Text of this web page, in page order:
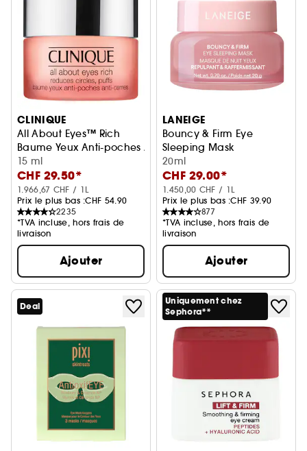
CLINIQUE
All About Eyes™ Rich
Baume Yeux Anti-poches Anti-cernes
15 ml
CHF 29.50*
1.966,67 CHF / 1L
Prix le plus bas :CHF 54.90
2235
*TVA incluse, hors frais de
livraison
Ajouter
LANEIGE
Bouncy & Firm Eye
Sleeping Mask
Masque de Nuit Yeux
20ml
CHF 29.00*
1.450,00 CHF / 1L
Prix le plus bas :CHF 39.90
877
*TVA incluse, hors frais de
livraison
Ajouter
Deal
Uniquement chez
Sephora**